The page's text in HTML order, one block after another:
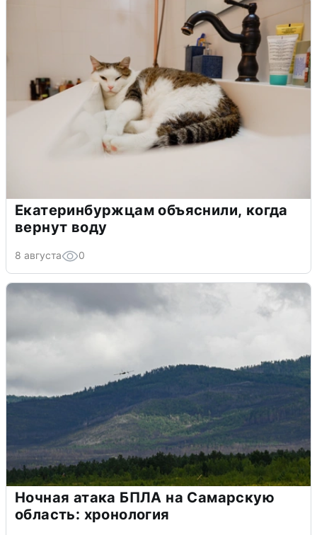
Екатеринбуржцам объяснили, когда
вернут воду
8 августа 0
Ночная атака БПЛА на Самарскую
область: хронология